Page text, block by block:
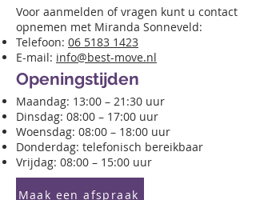
Voor aanmelden of vragen kunt u contact
opnemen met Miranda Sonneveld:
Telefoon: 06 5183 1423
E-mail: info@best-move.nl
Openingstijden
Maandag: 13:00 – 21:30 uur
Dinsdag: 08:00 – 17:00 uur
Woensdag: 08:00 – 18:00 uur
Donderdag: telefonisch bereikbaar
Vrijdag: 08:00 – 15:00 uur
Maak een afspraak